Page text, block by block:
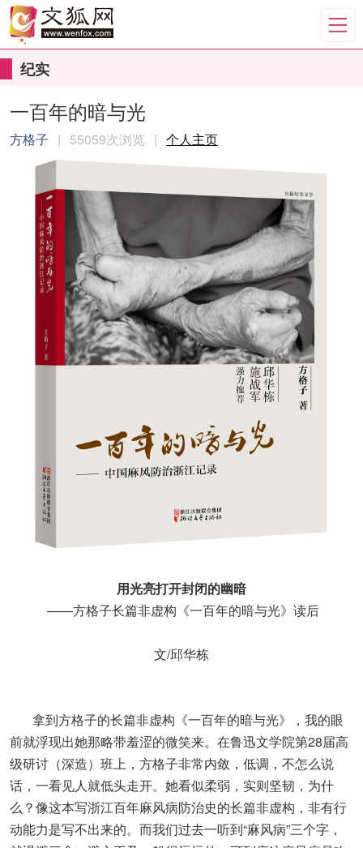
纪实
一百年的暗与光
方格子 | 55059次浏览 | 个人主页
用光亮打开封闭的幽暗
——方格子长篇非虚构《一百年的暗与光》读后
文/邱华栋
拿到方格子的长篇非虚构《一百年的暗与光》，我的眼
前就浮现出她那略带羞涩的微笑来。在鲁迅文学院第28届高
级研讨（深造）班上，方格子非常内敛，低调，不怎么说
话，一看见人就低头走开。她看似柔弱，实则坚韧，为什
么？像这本写浙江百年麻风病防治史的长篇非虚构，非有行
动能力是写不出来的。而我们过去一听到“麻风病”三个字，